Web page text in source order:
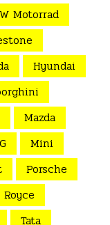
Motorrad
Hyundai
Mazda
Mini
Porsche
Tata